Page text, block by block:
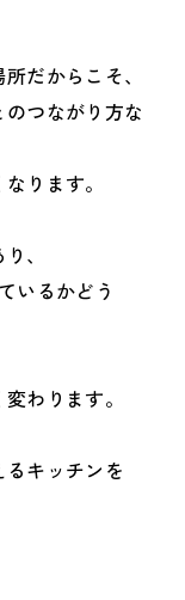
だからこそ、
つながり方な
ります。
、
いるかどう
わります。
キッチンを